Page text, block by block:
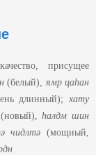
присущее
(белый), ямр цаһан
длинный); хату
(новый),һалдм шин
чидлтә (мощный,